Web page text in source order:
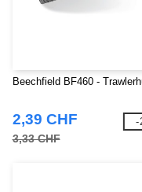
Beechfield BF460 -
2,39 CHF
3,33 CHF
-